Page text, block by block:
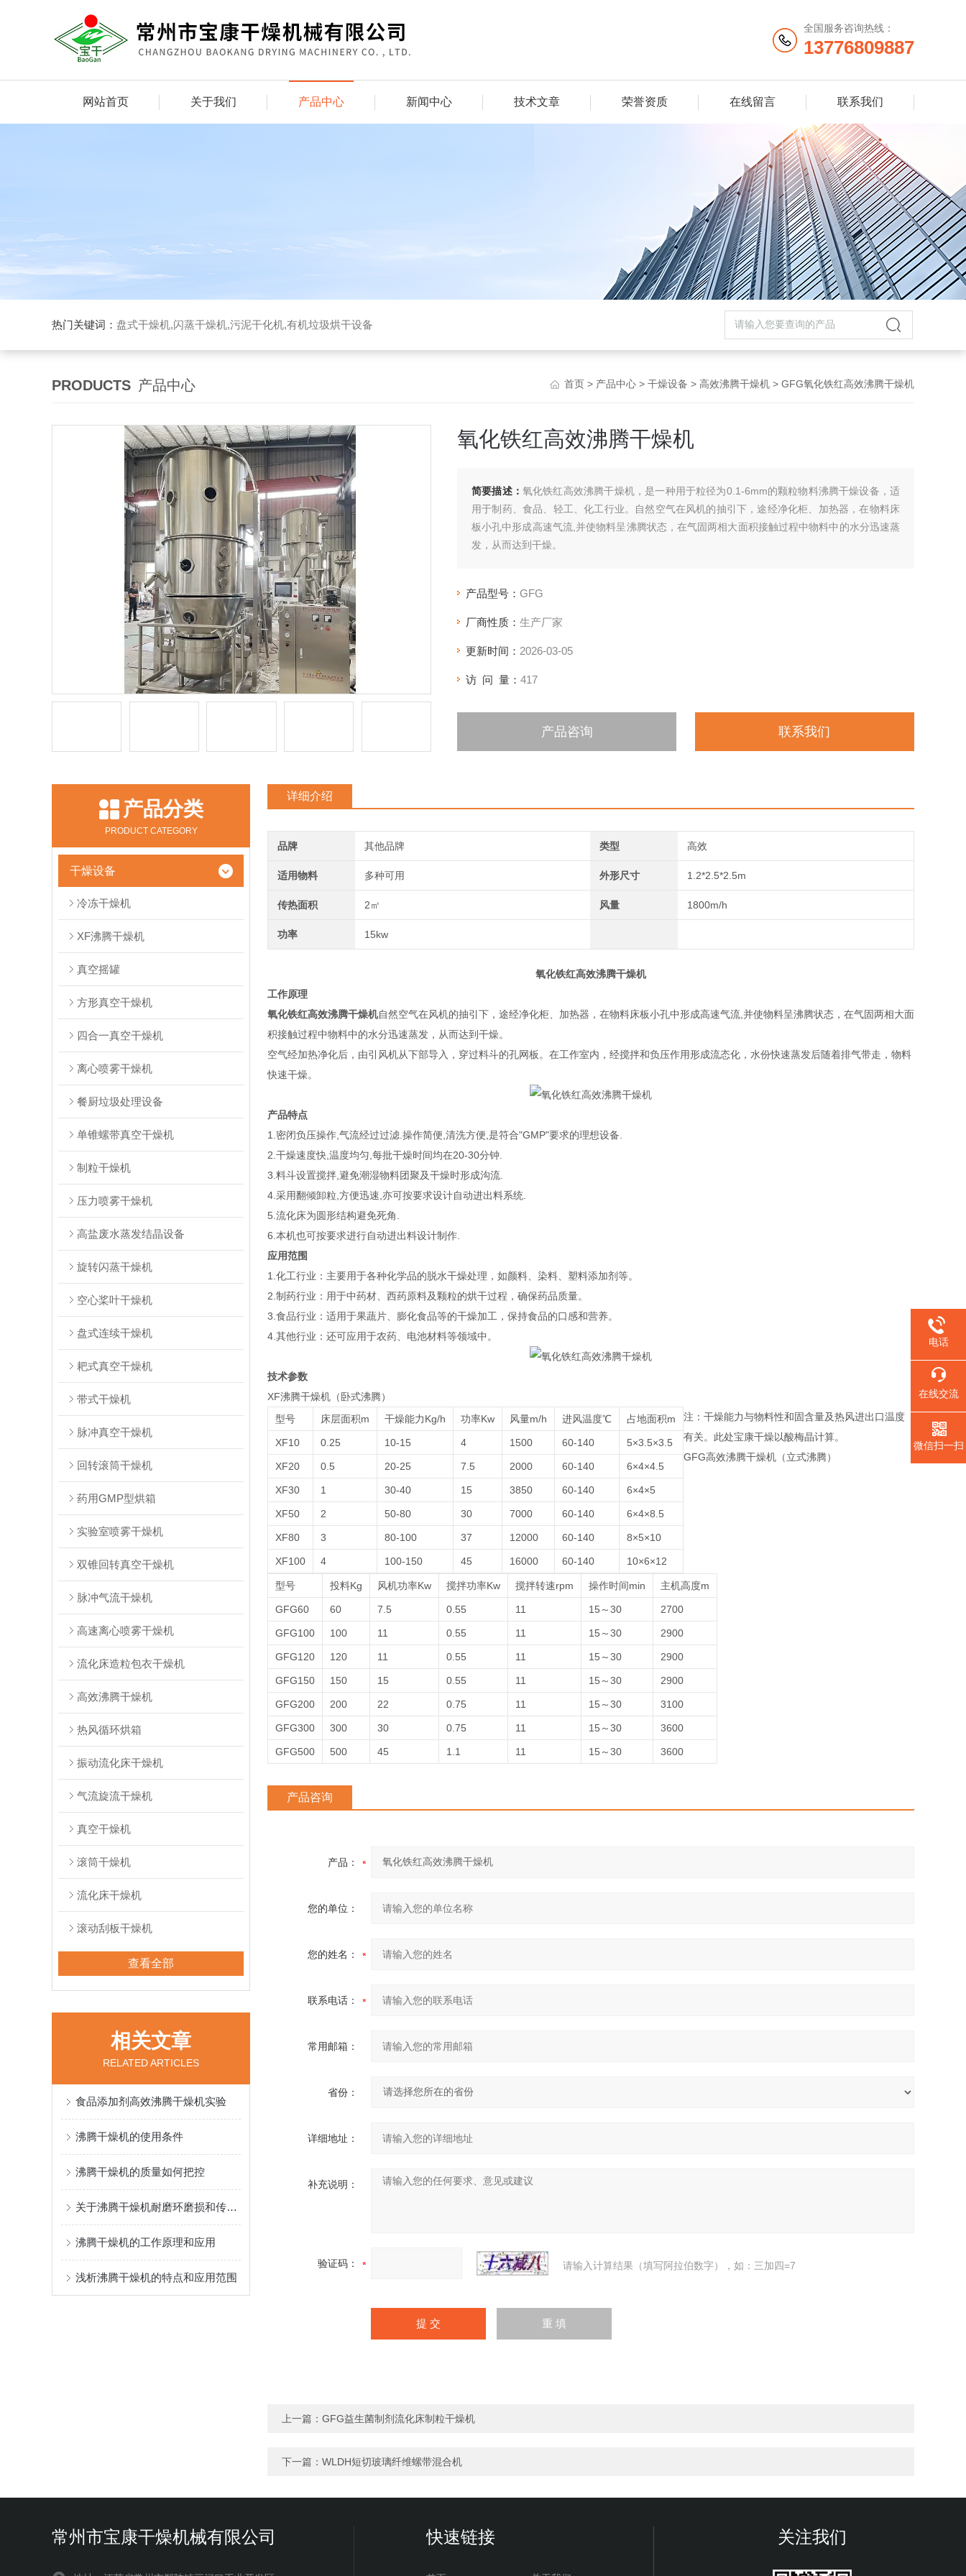
全国服务咨询热线：
13776809887
网站首页 关于我们 产品中心 新闻中心 技术文章 荣誉资质 在线留言 联系我们
热门关键词： 盘式干燥机,闪蒸干燥机,污泥干化机,有机垃圾烘干设备
PRODUCTS 产品中心 首页 > 产品中心 > 干燥设备 > 高效沸腾干燥机 > GFG氧化铁红高效沸腾干燥机
氧化铁红高效沸腾干燥机
简要描述： 氧化铁红高效沸腾干燥机，是一种用于粒径为0.1-6mm的颗粒物料沸腾干燥设备，适
用于制药、食品、轻工、化工行业。自然空气在风机的抽引下，途经净化柜、加热器，在物料床
板小孔中形成高速气流,并使物料呈沸腾状态，在气固两相大面积接触过程中物料中的水分迅速蒸
发，从而达到干燥。
产品型号： GFG
厂商性质： 生产厂家
更新时间： 2026-03-05
访 问 量： 417
产品咨询 联系我们
产品分类
PRODUCT CATEGORY
干燥设备
冷冻干燥机
XF沸腾干燥机
真空摇罐
方形真空干燥机
四合一真空干燥机
离心喷雾干燥机
餐厨垃圾处理设备
单锥螺带真空干燥机
制粒干燥机
压力喷雾干燥机
高盐废水蒸发结晶设备
旋转闪蒸干燥机
空心桨叶干燥机
盘式连续干燥机
耙式真空干燥机
带式干燥机
脉冲真空干燥机
回转滚筒干燥机
药用GMP型烘箱
实验室喷雾干燥机
双锥回转真空干燥机
脉冲气流干燥机
高速离心喷雾干燥机
流化床造粒包衣干燥机
高效沸腾干燥机
热风循环烘箱
振动流化床干燥机
气流旋流干燥机
真空干燥机
滚筒干燥机
流化床干燥机
滚动刮板干燥机
查看全部
相关文章
RELATED ARTICLES
食品添加剂高效沸腾干燥机实验
沸腾干燥机的使用条件
沸腾干燥机的质量如何把控
关于沸腾干燥机耐磨环磨损和传动健磨损的故障与处理
沸腾干燥机的工作原理和应用
浅析沸腾干燥机的特点和应用范围
详细介绍
品牌 其他品牌 类型 高效
适用物料 多种可用 外形尺寸 1.2*2.5*2.5m
传热面积 2㎡ 风量 1800m/h
功率 15kw
氧化铁红高效沸腾干燥机
工作原理
氧化铁红高效沸腾干燥机自然空气在风机的抽引下，途经净化柜、加热器，在物料床板小孔中形成高速气流,并使物料呈沸腾状态，在气固两相大面
积接触过程中物料中的水分迅速蒸发，从而达到干燥。
空气经加热净化后，由引风机从下部导入，穿过料斗的孔网板。在工作室内，经搅拌和负压作用形成流态化，水份快速蒸发后随着排气带走，物料
快速干燥。
产品特点
1.密闭负压操作,气流经过过滤.操作简便,清洗方便,是符合"GMP"要求的理想设备.
2.干燥速度快,温度均匀,每批干燥时间均在20-30分钟.
3.料斗设置搅拌,避免潮湿物料团聚及干燥时形成沟流.
4.采用翻倾卸粒,方便迅速,亦可按要求设计自动进出料系统.
5.流化床为圆形结构避免死角.
6.本机也可按要求进行自动进出料设计制作.
应用范围
1.化工行业：主要用于各种化学品的脱水干燥处理，如颜料、染料、塑料添加剂等。
2.制药行业：用于中药材、西药原料及颗粒的烘干过程，确保药品质量。
3.食品行业：适用于果蔬片、膨化食品等的干燥加工，保持食品的口感和营养。
4.其他行业：还可应用于农药、电池材料等领域中。
技术参数
XF沸腾干燥机（卧式沸腾）
型号
床层面积m 干燥能力Kg/h 功率Kw 风量m/h 进风温度℃ 占地面积m
XF10 0.25 10-15 4 1500 60-140 5×3.5×3.5
XF20 0.5 20-25 7.5 2000 60-140 6×4×4.5
XF30 1 30-40 15 3850 60-140 6×4×5
XF50 2 50-80 30 7000 60-140 6×4×8.5
XF80 3 80-100 37 12000 60-140 8×5×10
XF100 4 100-150 45 16000 60-140 10×6×12
注：干燥能力与物料性和固含量及热风进出口温度
有关。此处宝康干燥以酸梅晶计算。
GFG高效沸腾干燥机（立式沸腾）
型号 投料Kg 风机功率Kw 搅拌功率Kw 搅拌转速rpm 操作时间min 主机高度m
GFG60 60 7.5 0.55 11 15～30 2700
GFG100 100 11 0.55 11 15～30 2900
GFG120 120 11 0.55 11 15～30 2900
GFG150 150 15 0.55 11 15～30 2900
GFG200 200 22 0.75 11 15～30 3100
GFG300 300 30 0.75 11 15～30 3600
GFG500 500 45 1.1 11 15～30 3600
产品咨询
产品：
您的单位：
您的姓名：
联系电话：
常用邮箱：
省份：
详细地址：
补充说明：
验证码： 请输入计算结果（填写阿拉伯数字），如：三加四=7
上一篇： GFG益生菌制剂流化床制粒干燥机
下一篇： WLDH短切玻璃纤维螺带混合机
常州市宝康干燥机械有限公司 快速链接 关注我们
电话
在线交流
微信扫一扫